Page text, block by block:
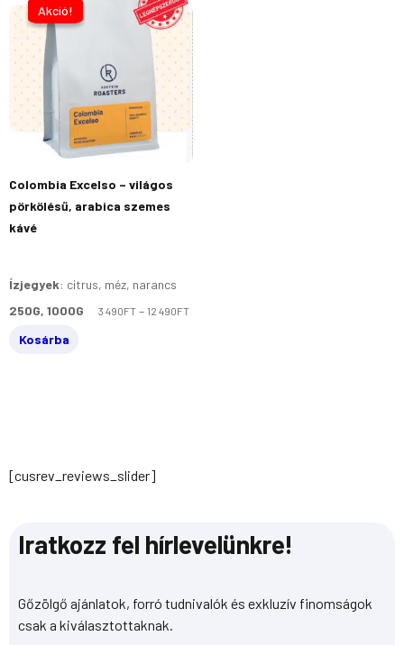
Akció!
Akció!
Colombia Excelso – világos
pörkölésű, arabica szemes
kávé
Ízjegyek: citrus, méz, narancs
250G, 1000G
3 490FT – 12 490FT
490FT
-
12
490FT
Kosárba
a
terméknek
több
variációja
van.
változatok
termékoldalon
választhatók
ki
[cusrev_reviews_slider]
Iratkozz fel hírlevelünkre!
Gőzölgő ajánlatok, forró tudnivalók és exkluzív finomságok
csak a kiválasztottaknak.